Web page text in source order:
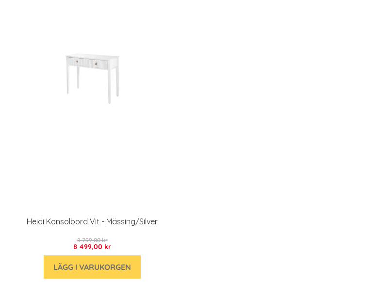
Heidi Konsolbord Vit - Mässing/Silver
8 499,00 kr
8 799,00 kr
LÄGG I VARUKORGEN